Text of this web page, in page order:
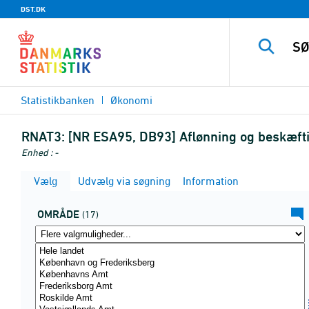
DST.DK
Statistikbanken Økonomi
RNAT3: [NR ESA95, DB93] Aflønning og
Enhed : -
Vælg Udvælg via søgning Information
OMRÅDE (17)